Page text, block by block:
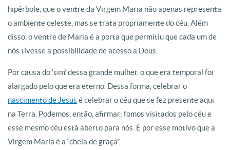
hipérbole, que o ventre da Virgem Maria não apenas representa
o ambiente celeste, mas se trata propriamente do céu. Além
disso, o ventre de Maria é a porta que permitiu que cada um de
nós tivesse a possibilidade de acesso a Deus.
Por causa do ‘sim’ dessa grande mulher, o que era temporal foi
alargado pelo que era eterno. Dessa forma, celebrar o
nascimento de Jesus é celebrar o céu que se fez presente aqui
na Terra. Podemos, então, afirmar: fomos visitados pelo céu e
esse mesmo céu está aberto para nós. É por esse motivo que a
Virgem Maria é a “cheia de graça”.